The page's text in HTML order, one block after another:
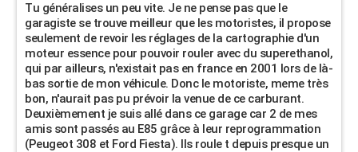
Tu généralises un peu vite. Je ne pense pas que le
garagiste se trouve meilleur que les motoristes, il propose
seulement de revoir les réglages de la cartographie d'un
moteur essence pour pouvoir rouler avec du superethanol,
qui par ailleurs, n'existait pas en france en 2001 lors de là-
bas sortie de mon véhicule. Donc le motoriste, meme très
bon, n'aurait pas pu prévoir la venue de ce carburant.
Deuxièmement je suis allé dans ce garage car 2 de mes
amis sont passés au E85 grâce à leur reprogrammation
(Peugeot 308 et Ford Fiesta). Ils roule t depuis presque un